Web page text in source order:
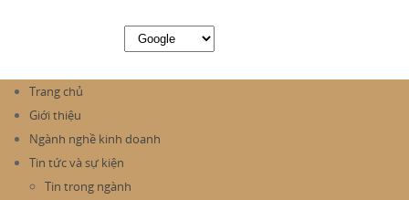
Trang chủ
Giới thiệu
Ngành nghề kinh doanh
Tin tức và sự kiện
Tin trong ngành